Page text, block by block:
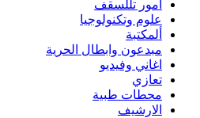
أمور تللسقف
علوم وتكنولوجيا
ألمكتبة
مبدعون وابطال الحرية
اغاني وفيديو
تعازي
محطات طبية
الارشيف